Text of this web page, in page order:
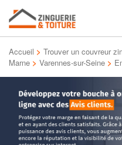
Accueil > Trouver un couvreur
Marne > Varennes-sur-Seine >